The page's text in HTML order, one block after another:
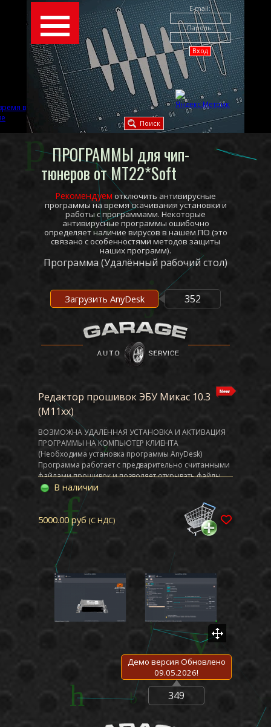
Поиск
E-mail:
Пароль:
ПРОГРАММЫ для чип-
тюнеров от MT22*Soft
Рекомендуем отключить антивирусные
программы на время скачивания установки и
работы с программами. Некоторые
антивирусные программы ошибочно
определяет наличие вирусов в нашем ПО (это
связано с особенностями методов защиты
наших программ).
Программа (Удалённый рабочий стол)
Загрузить AnyDesk 352
Редактор прошивок ЭБУ Микас 10.3
(М11хх)
ВОЗМОЖНА УДАЛЁННАЯ УСТАНОВКА И АКТИВАЦИЯ
ПРОГРАММЫ НА КОМПЬЮТЕР КЛИЕНТА
(Необходима установка программы AnyDesk)
Программа работает с предварительно считанными
файлами прошивок и позволяет открывать файлы
для просмотра, вносить изменения в
калибровочные данные и сохранять результат
изменений на компьютере системы управления
впрыском Микас 10.3. Вы можете изменять такие
параметры, зоны режимов работы двигателя,
различные коэффициенты коррекции, комплектацию
лямбда-зондами, маску DTC. Менять температуру
включения вентелятора охлаждеия ДВС и т.д.
Редактор прошивок ЭБУ Микас 10.3 (М11хх)
активируется на компьютер, с которого присланы
данные на регистрацию приложения
В наличии
5000.00 руб (С НДС)
Демо версия Обновлено
09.05.2026!
349